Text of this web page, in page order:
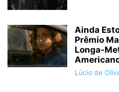
Ainda
Prêmio
Longa-
Lúcio de